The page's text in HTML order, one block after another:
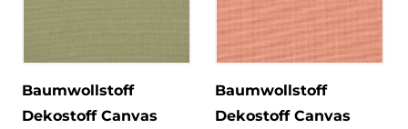
Baumwollstoff
Dekostoff Canvas
Baumwollstoff
Dekostoff Canvas